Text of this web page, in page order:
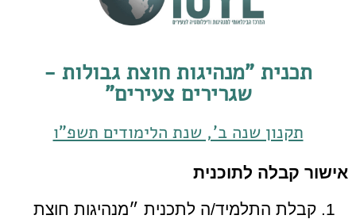
תכנית "מנהיגות חוצת גבולות -
שגרירים צעירים"
תקנון שנה ב', שנת הלימודים תשפ"ו
אישור קבלה לתוכנית
קבלת התלמיד/ה לתכנית ״מנהיגות חוצת